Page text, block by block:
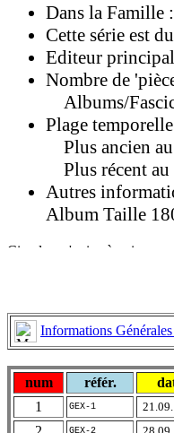
Dans la Famille
Cette série est
Editeur
Nombre de
Albums/
Plage
Plus ancien
Plus récent au
Autres
Album Taille
Informations
num référ.
1
GEX-1